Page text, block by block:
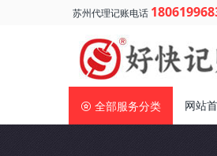
苏州代理记账电话
全部服务分类 网站